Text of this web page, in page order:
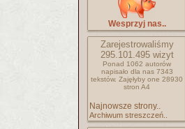
Wesprzyj nas..
Zarejestrowaliśmy
295.101.495wizyt
Ponad 1062 autorów
napisało dla nas 7343
tekstów. Zajęłyby one 28930
stron A4
Najnowsze strony..
Archiwum streszczeń..